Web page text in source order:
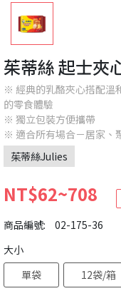
茱蒂絲 起士夾
※ 經典的乳酪夾心搭配溫
的零食體驗
※ 獨立包裝方便攜帶
※ 適合所有場合－居家、
茱蒂絲Julies
NT$62~708
商品編號:
02-175-36
大小
單袋
12袋/箱